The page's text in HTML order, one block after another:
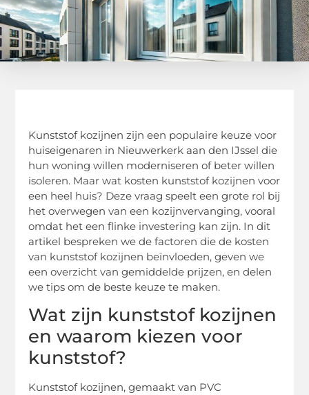
Kunststof kozijnen zijn een populaire keuze voor
huiseigenaren in Nieuwerkerk aan den IJssel die
hun woning willen moderniseren of beter willen
isoleren. Maar wat kosten kunststof kozijnen voor
een heel huis? Deze vraag speelt een grote rol bij
het overwegen van een kozijnvervanging, vooral
omdat het een flinke investering kan zijn. In dit
artikel bespreken we de factoren die de kosten
van kunststof kozijnen beïnvloeden, geven we
een overzicht van gemiddelde prijzen, en delen
we tips om de beste keuze te maken.
Wat zijn kunststof kozijnen
en waarom kiezen voor
kunststof?
Kunststof kozijnen, gemaakt van PVC